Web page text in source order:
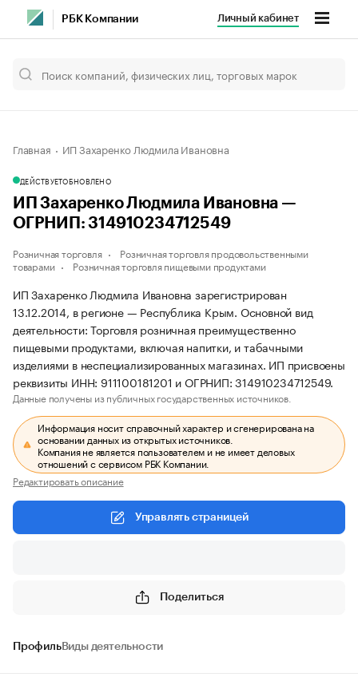
РБК Компании Личный кабинет
Главная ИП Захаренко Людмила Ивановна
ДЕЙСТВУЕТОБНОВЛЕНО
ИП Захаренко Людмила Ивановна —
ОГРНИП: 314910234712549
Розничная торговля
Розничная торговля продовольственными
товарами
Розничная торговля пищевыми продуктами
ИП Захаренко Людмила Ивановна зарегистрирован
13.12.2014, в регионе — Республика Крым. Основной вид
деятельности: Торговля розничная преимущественно
пищевыми продуктами, включая напитки, и табачными
изделиями в неспециализированных магазинах. ИП присвоены
реквизиты ИНН: 911100181201 и ОГРНИП: 314910234712549.
Данные получены из публичных государственных источников.
Информация носит справочный характер и сгенерирована на
основании данных из открытых источников.
Компания не является пользователем и не имеет деловых
отношений с сервисом РБК Компании.
Редактировать описание
Управлять страницей
Поделиться
ПрофильВиды деятельности